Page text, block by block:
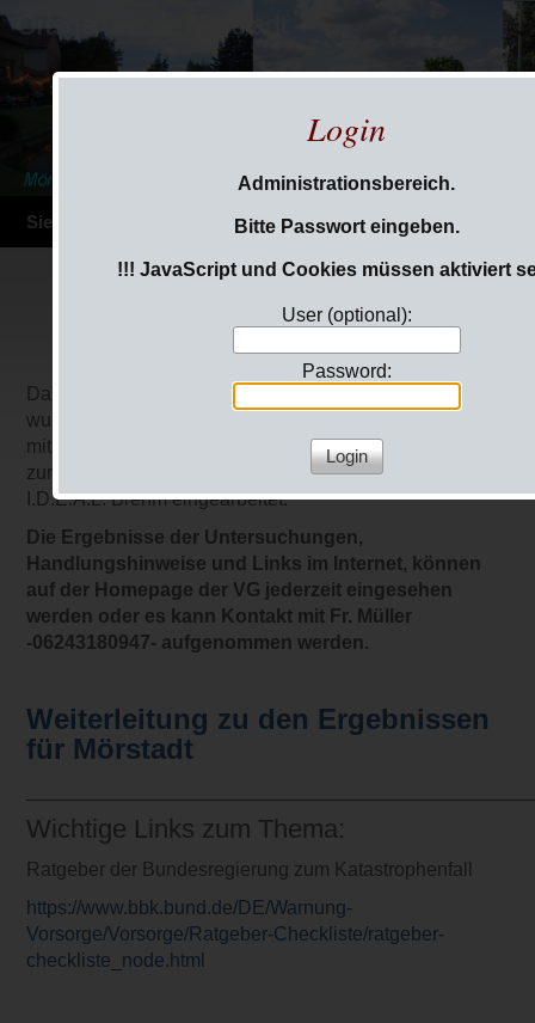
Ortsgemeinde Mörstadt
Sie sind hier:
Login
Administrationsbereich.
Bitte Passwort eingeben.
!!! JavaScript und Cookies müssen aktiviert
User (optional):
Password:
Das Hochwasser- und Starkregenvorsorgekonzept
wurde zwischenzeitlich durch die SGD Süd geprüft und
mit Änderungserfordernissen an die VG Verwaltung
zurückgesendet. Diese werden derzeit durch das Büro
I.D.E.A.L. Brehm eingearbeitet.
Die Ergebnisse der Untersuchungen,
Handlungshinweise und Links im Internet, können
auf der Homepage der VG jederzeit eingesehen
werden oder es kann Kontakt mit Fr. Müller
-06243180947- aufgenommen werden.
Weiterleitung zu den Ergebnissen
für Mörstadt
Wichtige Links zum Thema:
Ratgeber der Bundesregierung zum Katastrophenfall
https://www.bbk.bund.de/DE/Warnung-
Vorsorge/Vorsorge/Ratgeber-Checkliste/ratgeber-
checkliste_node.html